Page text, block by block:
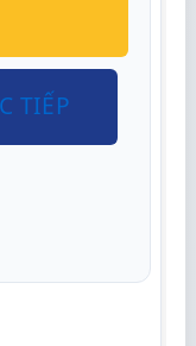
TIẾP